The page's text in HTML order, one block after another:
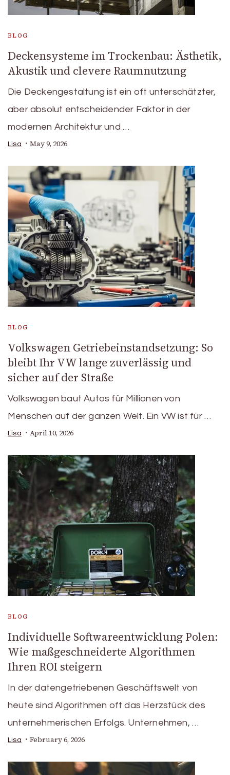
BLOG
Deckensysteme im Trockenbau: Ästhetik,
Akustik und clevere Raumnutzung
Die Deckengestaltung ist ein oft unterschätzter,
aber absolut entscheidender Faktor in der
modernen Architektur und …
Lisa May 9, 2026
BLOG
Volkswagen Getriebeinstandsetzung: So
bleibt Ihr VW lange zuverlässig und
sicher auf der Straße
Volkswagen baut Autos für Millionen von
Menschen auf der ganzen Welt. Ein VW ist für …
Lisa April 10, 2026
BLOG
Individuelle Softwareentwicklung Polen:
Wie maßgeschneiderte Algorithmen
Ihren ROI steigern
In der datengetriebenen Geschäftswelt von
heute sind Algorithmen oft das Herzstück des
unternehmerischen Erfolgs. Unternehmen, …
Lisa February 6, 2026